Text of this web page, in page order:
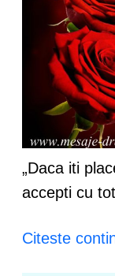
„Daca iti
accepti cu
Citeste